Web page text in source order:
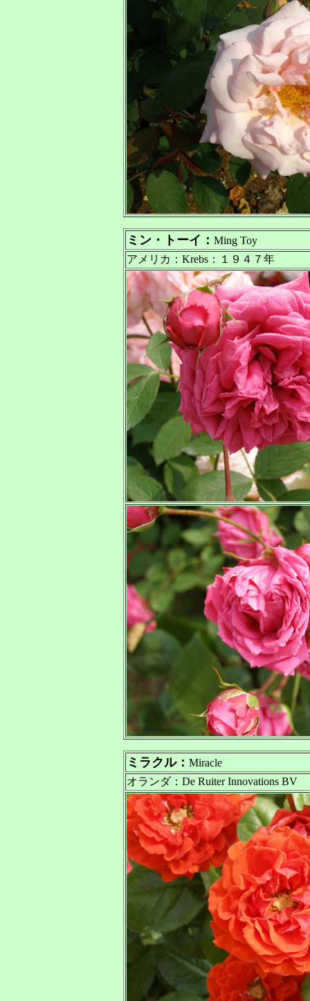
ミン・トーイ： Ming Toy
アメリカ：Krebs：１９４７年
ミラクル： Miracle
オランダ：De Ruiter Innovations BV